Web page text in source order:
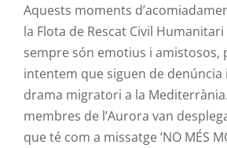
Aquests moments
la Flota de Rescat Civil
sempre són emotius i amistosos,
intentem que siguen de denúncia
drama migratori a la
membres de l’Aurora van
que té com a missatge ‘NO MÉS